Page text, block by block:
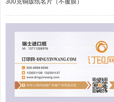
300克铜版纸名片（不覆膜）